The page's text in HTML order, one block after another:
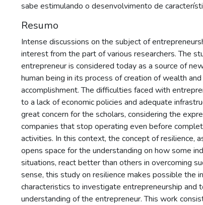
sabe estimulando o desenvolvimento de
Resumo
Intense discussions on the subject of
interest from the part of various researchers. The
entrepreneur is considered today as a source of
human being in its process of creation of wealth
accomplishment. The difficulties faced with
to a lack of economic policies and adequate
great concern for the scholars, considering the
companies that stop operating even before
activities. In this context, the concept of resilience,
opens space for the understanding on how some
situations, react better than others in overcoming
sense, this study on resilience makes possible the
characteristics to investigate entrepreneurship and
understanding of the entrepreneur. This work